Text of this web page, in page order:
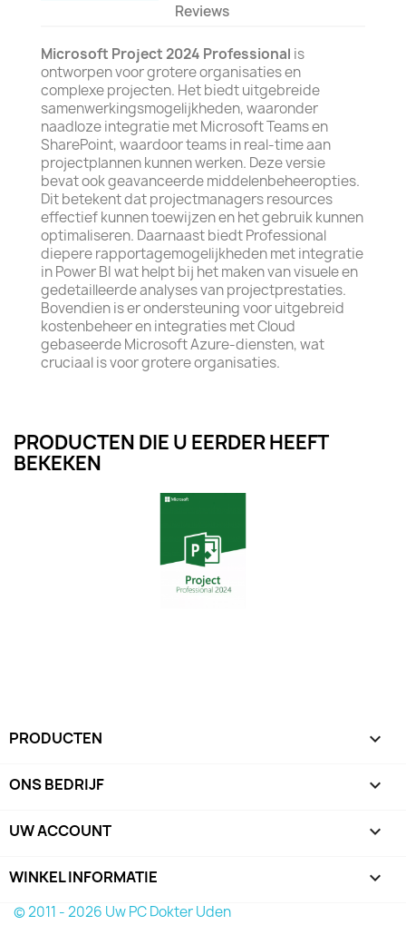
Reviews
Microsoft Project 2024 Professional is
ontworpen voor grotere organisaties en
complexe projecten. Het biedt uitgebreide
samenwerkingsmogelijkheden, waaronder
naadloze integratie met Microsoft Teams en
SharePoint, waardoor teams in real-time aan
projectplannen kunnen werken. Deze versie
bevat ook geavanceerde middelenbeheeropties.
Dit betekent dat projectmanagers resources
effectief kunnen toewijzen en het gebruik kunnen
optimaliseren. Daarnaast biedt Professional
diepere rapportagemogelijkheden met integratie
in Power BI wat helpt bij het maken van visuele en
gedetailleerde analyses van projectprestaties.
Bovendien is er ondersteuning voor uitgebreid
kostenbeheer en integraties met Cloud
gebaseerde Microsoft Azure-diensten, wat
cruciaal is voor grotere organisaties.
PRODUCTEN DIE U EERDER HEEFT
BEKEKEN
PRODUCTEN 
ONS BEDRIJF 
UW ACCOUNT 
WINKEL INFORMATIE keyboard_arrow_down
© 2011 - 2026 Uw PC Dokter Uden